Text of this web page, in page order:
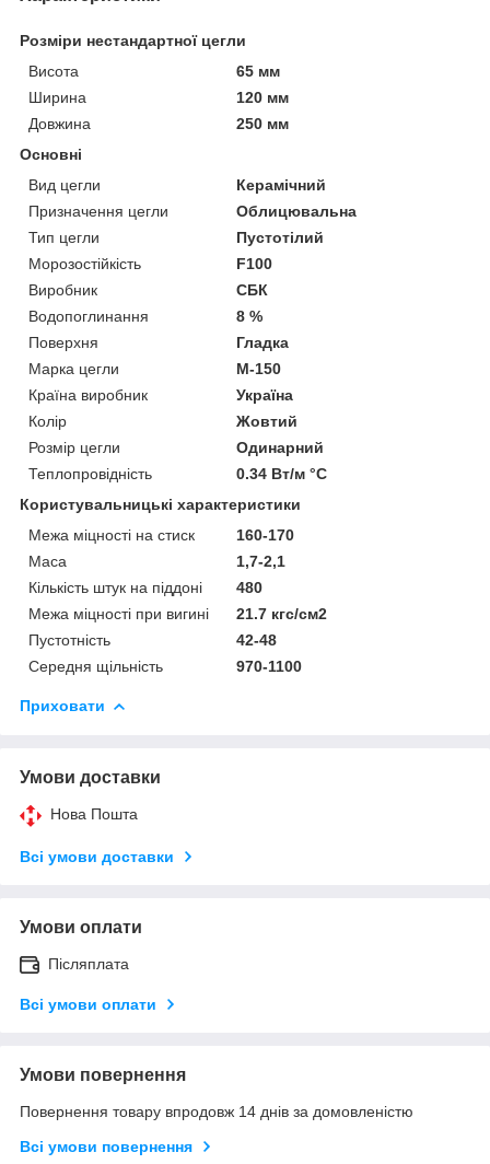
Розміри нестандартної цегли
Висота
65 мм
Ширина
120 мм
Довжина
250 мм
Основні
Вид цегли
Керамічний
Призначення цегли
Облицювальна
Тип цегли
Пустотілий
Морозостійкість
F100
Виробник
СБК
Водопоглинання
8 %
Поверхня
Гладка
Марка цегли
М-150
Країна виробник
Україна
Колір
Жовтий
Розмір цегли
Одинарний
Теплопровідність
0.34 Вт/м °С
Користувальницькі характеристики
Межа міцності на стиск
160-170
Маса
1,7-2,1
Кількість штук на піддоні
480
Межа міцності при вигині
21.7 кгс/см2
Пустотність
42-48
Середня щільність
970-1100
Приховати
Умови доставки
Нова Пошта
Всі умови доставки
Умови оплати
Післяплата
Всі умови оплати
Умови повернення
Повернення товару впродовж 14 днів за домовленістю
Всі умови повернення